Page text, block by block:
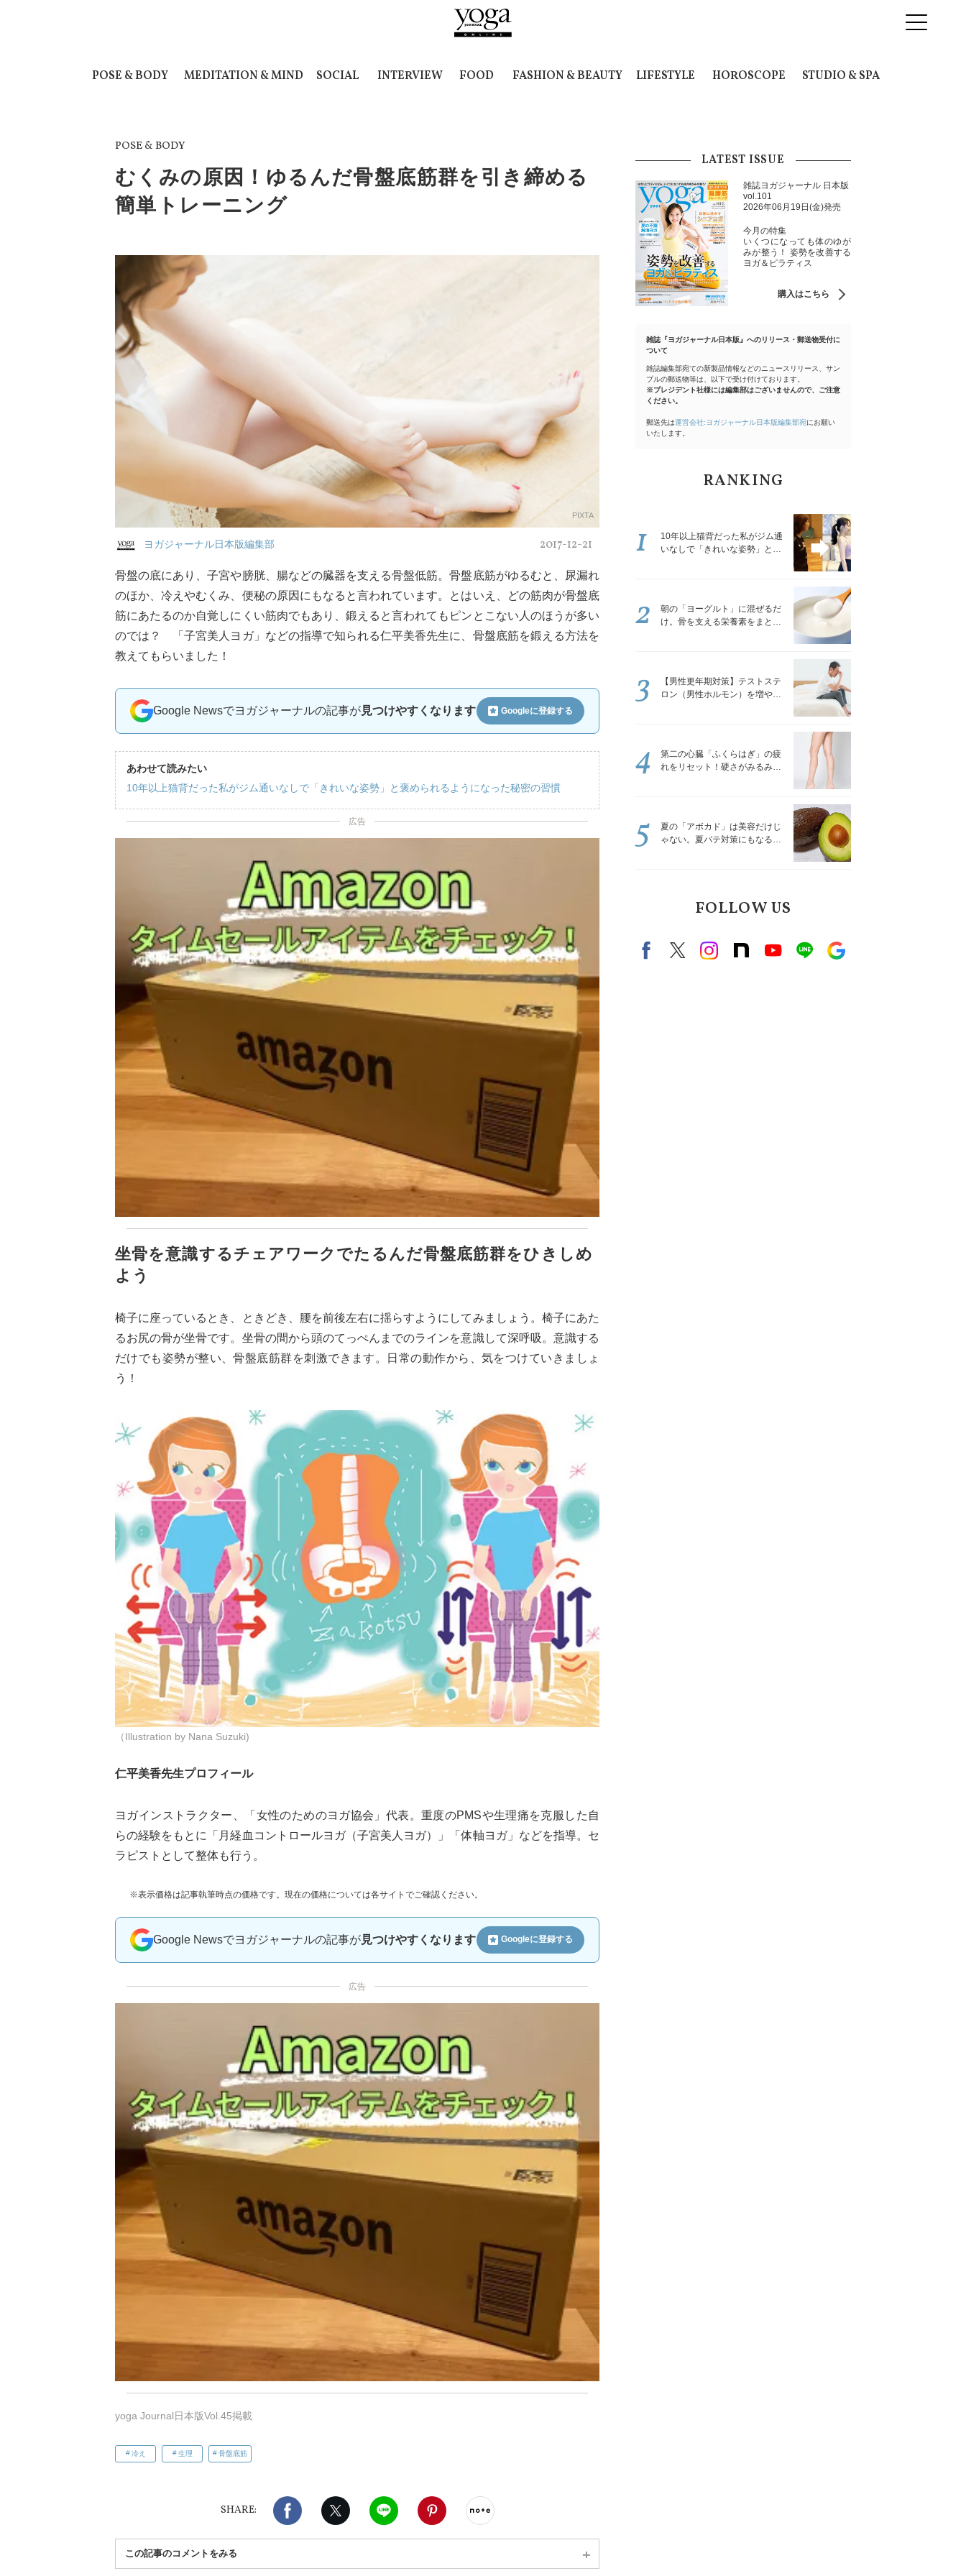
POSE & BODY MEDITATION & MIND SOCIAL INTERVIEW FOOD FASHION & BEAUTY LIFESTYLE HOROSCOPE STUDIO & SPA
POSE & BODY
むくみの原因！ゆるんだ骨盤底筋群を引き締める
簡単トレーニング
PIXTA
ヨガジャーナル日本版編集部 2017-12-21
骨盤の底にあり、子宮や膀胱、腸などの臓器を支える骨盤低筋。骨盤底筋がゆるむと、尿漏れ
のほか、冷えやむくみ、便秘の原因にもなると言われています。とはいえ、どの筋肉が骨盤底
筋にあたるのか自覚しにくい筋肉でもあり、鍛えると言われてもピンとこない人のほうが多い
のでは？ 「子宮美人ヨガ」などの指導で知られる仁平美香先生に、骨盤底筋を鍛える方法を
教えてもらいました！
Google Newsでヨガジャーナルの記事が見つけやすくなります Googleに登録する
あわせて読みたい
10年以上猫背だった私がジム通いなしで「きれいな姿勢」と褒められるようになった秘密の習慣
広告
坐骨を意識するチェアワークでたるんだ骨盤底筋群をひきしめ
よう
椅子に座っているとき、ときどき、腰を前後左右に揺らすようにしてみましょう。椅子にあた
るお尻の骨が坐骨です。坐骨の間から頭のてっぺんまでのラインを意識して深呼吸。意識する
だけでも姿勢が整い、骨盤底筋群を刺激できます。日常の動作から、気をつけていきましょ
う！
（Illustration by Nana Suzuki)
仁平美香先生プロフィール
ヨガインストラクター、「女性のためのヨガ協会」代表。重度のPMSや生理痛を克服した自
らの経験をもとに「月経血コントロールヨガ（子宮美人ヨガ）」「体軸ヨガ」などを指導。セ
ラピストとして整体も行う。
※表示価格は記事執筆時点の価格です。現在の価格については各サイトでご確認ください。
Google Newsでヨガジャーナルの記事が見つけやすくなります Googleに登録する
広告
yoga Journal日本版Vol.45掲載
冷え 生理 骨盤底筋
SHARE:
Facebook X（旧twitter）
LINE Pinterest
この記事のコメントをみる
LATEST ISSUE
雑誌ヨガジャーナル 日本版
vol.101
2026年06月19日(金)発売
今月の特集
いくつになっても体のゆが
みが整う！ 姿勢を改善する
ヨガ＆ピラティス
購入はこちら
雑誌『ヨガジャーナル日本版』へのリリース・郵送物受付に
ついて
雑誌編集部宛ての新製品情報などのニュースリリース、サン
プルの郵送物等は、以下で受け付けております。
※プレジデント社様には編集部はございませんので、ご注意
ください。
郵送先は運営会社:ヨガジャーナル日本版編集部宛にお願い
いたします。
RANKING
10年以上猫背だった私がジム通
いなしで「きれいな姿勢」と褒
1
朝の「ヨーグルト」に混ぜるだ
け。骨を支える栄養素をまとめ
2
【男性更年期対策】テストステ
ロン（男性ホルモン）を増やす
3
第二の心臓「ふくらはぎ」の疲
れをリセット！硬さがみるみる
4
夏の「アボカド」は美容だけじ
ゃない。夏バテ対策にもなる意
5
FOLLOW US
FacebookX（旧twitter）
instagram
note Youtubeline